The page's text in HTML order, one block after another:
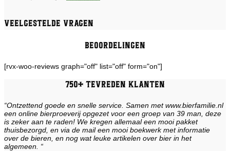
Veelgestelde vragen
Beoordelingen
[rvx-woo-reviews graph="off" list="off" form="on"]
750+ tevreden klanten
“Ontzettend goede en snelle service. Samen met www.bierfamilie.nl
een online bierproeverij opgezet voor een groep van 39 man, deze
is zeker aan te raden! We kregen allemaal een mooi pakket
thuisbezorgd, en via de mail een mooi boekwerk met informatie
over de bieren, en nog wat leuke artikelen over bier in het
algemeen. “